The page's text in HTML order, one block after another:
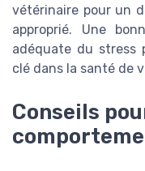
vétérinaire pour un
approprié. Une
adéquate du stress
clé dans la santé de
Conseils